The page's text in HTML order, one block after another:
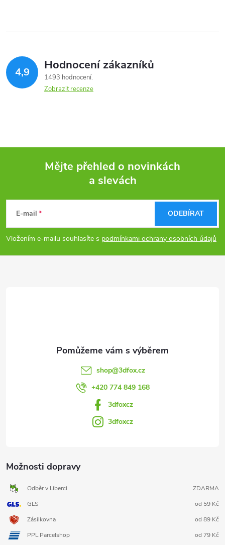
4,9 Hodnocení zákazníků
1493 hodnocení
Zobrazit recenze
p
Mějte přehled o novinkách
a slevách
E-mail
Vložením e-mailu souhlasíte s podmínkami ochrany osobních údajů
ODEBÍRAT
Možnosti dopravy
Odběr v Liberci
ZDARMA
GLS
od 59 Kč
Zásilkovna
od 89 Kč
PPL Parcelshop
od 79 Kč
shop@3dfox.cz
+420 774 849 168
3dfoxcz
3dfoxcz